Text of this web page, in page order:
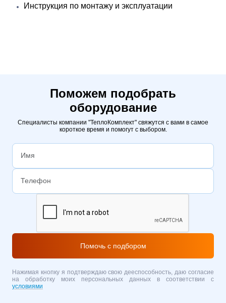
Инструкция по монтажу и эксплуатации
Поможем подобрать
оборудование
Специалисты компании "ТеплоКомплект" свяжутся с вами в самое
короткое время и помогут с выбором.
Помочь с подбором
Нажимая кнопку я подтверждаю свою дееспособность, даю согласие
на обработку моих персональных данных в соответствии с
условиями